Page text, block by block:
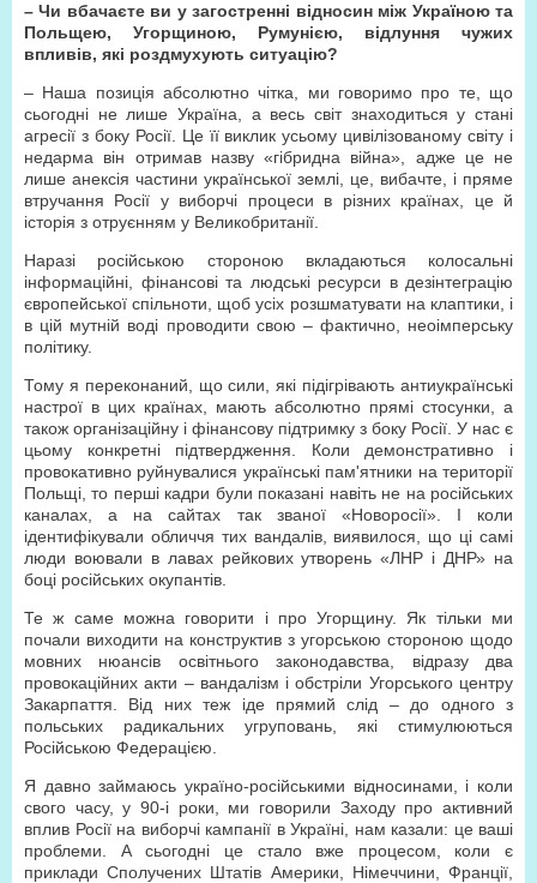
– Чи вбачаєте ви у загостренні відносин між Україною та
Польщею, Угорщиною, Румунією, відлуння чужих
впливів, які роздмухують ситуацію?
– Наша позиція абсолютно чітка, ми говоримо про те, що
сьогодні не лише Україна, а весь світ знаходиться у стані
агресії з боку Росії. Це її виклик усьому цивілізованому світу і
недарма він отримав назву «гібридна війна», адже це не
лише анексія частини української землі, це, вибачте, і пряме
втручання Росії у виборчі процеси в різних країнах, це й
історія з отруєнням у Великобританії.
Наразі російською стороною вкладаються колосальні
інформаційні, фінансові та людські ресурси в дезінтеграцію
європейської спільноти, щоб усіх розшматувати на клаптики, і
в цій мутній воді проводити свою – фактично, неоімперську
політику.
Тому я переконаний, що сили, які підігрівають антиукраїнські
настрої в цих країнах, мають абсолютно прямі стосунки, а
також організаційну і фінансову підтримку з боку Росії. У нас є
цьому конкретні підтвердження. Коли демонстративно і
провокативно руйнувалися українські пам'ятники на території
Польщі, то перші кадри були показані навіть не на російських
каналах, а на сайтах так званої «Новоросії». І коли
ідентифікували обличчя тих вандалів, виявилося, що ці самі
люди воювали в лавах рейкових утворень «ЛНР і ДНР» на
боці російських окупантів.
Те ж саме можна говорити і про Угорщину. Як тільки ми
почали виходити на конструктив з угорською стороною щодо
мовних нюансів освітнього законодавства, відразу два
провокаційних акти – вандалізм і обстріли Угорського центру
Закарпаття. Від них теж іде прямий слід – до одного з
польських радикальних угруповань, які стимулюються
Російською Федерацією.
Я давно займаюсь україно-російськими відносинами, і коли
свого часу, у 90-і роки, ми говорили Заходу про активний
вплив Росії на виборчі кампанії в Україні, нам казали: це ваші
проблеми. А сьогодні це стало вже процесом, коли є
приклади Сполучених Штатів Америки, Німеччини, Франції,